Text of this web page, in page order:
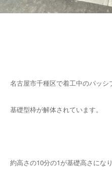
名古屋市千種区で着工中のパッシ
基礎型枠が解体されています。
約高さの10分の1が基礎高さになり